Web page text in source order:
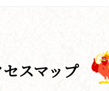
スマップ